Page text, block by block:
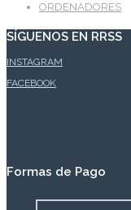
ORDENADORES
SÍGUENOS EN RRSS
INSTAGRAM
FACEBOOK
Formas de Pago